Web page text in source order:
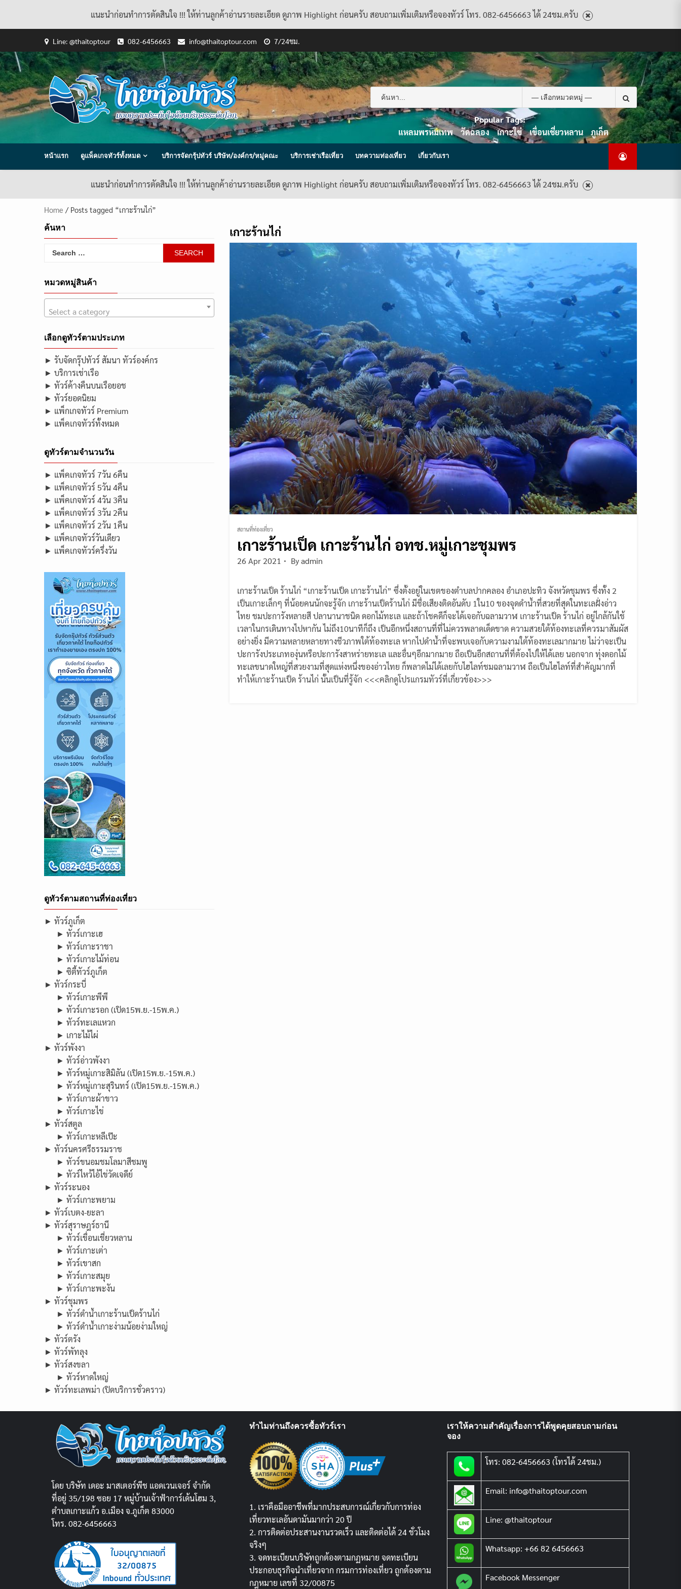
แนะนำก่อนทำการตัดสินใจ !!! ให้ท่านลูกค้าอ่านรายละเอียด ดูภาพ Highlight ก่อนครับ สอบถามเพิ่มเติมหรือจองทัวร์ โทร. 082-6456663 ได้ 24ชม.ครับ
content
Line: @thaitoptour 082-6456663 info@thaitoptour.com 7/24ชม.
USACCOUNT
POLICY
AND
CONDITIONS
แพ็คเกจ
ทัวร์
ทั้งหมด
ต้อนรับ
สู่
ไทย
ท็อป
ทัวร์
กับ
เรา
ทัวร์
ทั้งหมด
Search
for:
Popular Tags:
แหลมพรหมเทพ
วัดฉลอง เกาะใข่ เขื่อนเชี่ยวหลาน ภูเก็ต
หน้าแรก ดูแพ็คเกจทัวร์ทั้งหมด บริการจัดกรุ้ปทัวร์ บริษัท/องค์กร/หมู่คณะ บริการเช่าเรือเที่ยว บทความท่องเที่ยว เกี่ยวกับเรา
แนะนำก่อนทำการตัดสินใจ !!! ให้ท่านลูกค้าอ่านรายละเอียด ดูภาพ Highlight ก่อนครับ สอบถามเพิ่มเติมหรือจองทัวร์ โทร. 082-6456663 ได้ 24ชม.ครับ
Home / Posts tagged “เกาะร้านไก่”
เกาะร้านไก่
สถานที่ท่องเที่ยว
เกาะร้านเป็ด เกาะร้านไก่ อทช.หมู่เกาะชุมพร
26 Apr 2021 Byadmin
เกาะร้านเป็ด ร้านไก่ “เกาะร้านเป็ด เกาะร้านไก่” ซึ่งตั้งอยู่ในเขตของตำบลปากคลอง อำเภอปะทิว จังหวัดชุมพร ซึ่งทั้ง 2
เป็นเกาะเล็กๆ ที่น้อยคนนักจะรู้จัก เกาะร้านเป็ดร้านไก่ มีชื่อเสียงติดอันดับ 1ใน10 ของจุดดำน้ำที่สวยที่สุดในทะเลฝั่งอ่าว
ไทย ชมปะการังหลายสี ปลานานาชนิด ดอกไม้ทะเล และถ้าโชคดีก็จะได้เจอกับฉลามวาฬ เกาะร้านเป็ด ร้านไก่ อยู่ไกล้กันใช้
เวลาในกรเดินทางไปหากัน ไม่ถึง10นาทีก็ถึง เป็นอีกหนึ่งสถานที่ที่ไม่ควรพลาดเด็ดขาด ความสวยใต้ท้องทะเลที่ควรมาสัมผัส
อย่างยิ่ง มีความหลายหลายทางชีวภาพใต้ท้องทะเล หากไปดำน้ำที่จะพบเจอกับความงามใต้ท้องทะเลมากมาย ไม่ว่าจะเป็น
ปะการังประเภทองุ่นหรือปะการังสาหร่ายทะเล และอื่นๆอีกมากมาย ถือเป็นอีกสถานที่ที่ต้องไปให้ได้เลย นอกจาก ทุ่งดอกไม้
ทะเลขนาดใหญ่ที่สวยงามที่สุดแห่งหนึ่งของอ่าวไทย ก็พลาดไม่ได้เลยกับไฮไลท์ชมฉลามวาฬ ถือเป็นไฮไลท์ที่สำคัญมากที่
ทำให้เกาะร้านเป็ด ร้านไก่ นั้นเป็นที่รู้จัก <<<คลิกดูโปรแกรมทัวร์ที่เกี่ยวข้อง>>>
ค้นหา
Search
หมวดหมู่สินค้า
Select a category
เลือกดูทัวร์ตามประเภท
► รับจัดกรุ๊ปทัวร์ สัมนา ทัวร์องค์กร
► บริการเช่าเรือ
► ทัวร์ค้างคืนบนเรือยอช
► ทัวร์ยอดนิยม
► แพ็กเกจทัวร์ Premium
► แพ็คเกจทัวร์ทั้งหมด
ดูทัวร์ตามจำนวนวัน
► แพ็คเกจทัวร์ 7วัน 6คืน
► แพ็คเกจทัวร์ 5วัน 4คืน
► แพ็คเกจทัวร์ 4วัน 3คืน
► แพ็คเกจทัวร์ 3วัน 2คืน
► แพ็คเกจทัวร์ 2วัน 1คืน
► แพ็คเกจทัวร์วันเดียว
► แพ็คเกจทัวร์ครึ่งวัน
ดูทัวร์ตามสถานที่ท่องเที่ยว
► ทัวร์ภูเก็ต
► ทัวร์เกาะเฮ
► ทัวร์เกาะราชา
► ทัวร์เกาะไม้ท่อน
► ซิตี้ทัวร์ภูเก็ต
► ทัวร์กระบี่
► ทัวร์เกาะพีพี
► ทัวร์เกาะรอก (เปิด15พ.ย.-15พ.ค.)
► ทัวร์ทะเลแหวก
► เกาะไม้ไผ่
► ทัวร์พังงา
► ทัวร์อ่าวพังงา
► ทัวร์หมู่เกาะสิมิลัน (เปิด15พ.ย.-15พ.ค.)
► ทัวร์หมู่เกาะสุรินทร์ (เปิด15พ.ย.-15พ.ค.)
► ทัวร์เกาะผ้าขาว
► ทัวร์เกาะไข่
► ทัวร์สตูล
► ทัวร์เกาะหลีเป๊ะ
► ทัวร์นครศรีธรรมราช
► ทัวร์ขนอมชมโลมาสีชมพู
► ทัวร์ไหว้ไอ้ไข่วัดเจดีย์
► ทัวร์ระนอง
► ทัวร์เกาะพยาม
► ทัวร์เบตง-ยะลา
► ทัวร์สุราษฎร์ธานี
► ทัวร์เขื่อนเชี่ยวหลาน
► ทัวร์เกาะเต่า
► ทัวร์เขาสก
► ทัวร์เกาะสมุย
► ทัวร์เกาะพะงัน
► ทัวร์ชุมพร
► ทัวร์ดำน้ำเกาะร้านเป็ดร้านไก่
► ทัวร์ดำน้ำเกาะง่ามน้อยง่ามใหญ่
► ทัวร์ตรัง
► ทัวร์พัทลุง
► ทัวร์สงขลา
► ทัวร์หาดใหญ่
► ทัวร์ทะเลพม่า (ปิดบริการชั่วคราว)
โดย บริษัท เดอะ มาสเตอร์พีช แอดเวนเจอร์ จำกัด
ที่อยู่ 35/198 ซอย 17 หมู่บ้านเจ้าฟ้าการ์เด้นโฮม 3,
ตำบลเกาะแก้ว อ.เมือง จ.ภูเก็ต 83000
โทร. 082-6456663
ทำไมท่านถึงควรซื้อทัวร์เรา
1. เราคือมืออาชีพที่มากประสบการณ์เกี่ยวกับการท่อง
เที่ยวทะเลอันดามันมากว่า 20 ปี
2. การติดต่อประสานงานรวดเร็ว และติดต่อได้ 24 ชั่วโมง
จริงๆ
3. จดทะเบียนบริษัทถูกต้องตามกฏหมาย จดทะเบียน
ประกอบธุรกิจนำเที่ยวจาก กรมการท่องเที่ยว ถูกต้องตาม
กฎหมาย เลขที่ 32/00875
เราให้ความสำคัญเรื่องการได้พูดคุยสอบถามก่อน
จอง
โทร: 082-6456663 (โทรได้ 24ชม.)
Email: info@thaitoptour.com
Line: @thaitoptour
Whatsapp: +66 82 6456663
Facebook Messenger